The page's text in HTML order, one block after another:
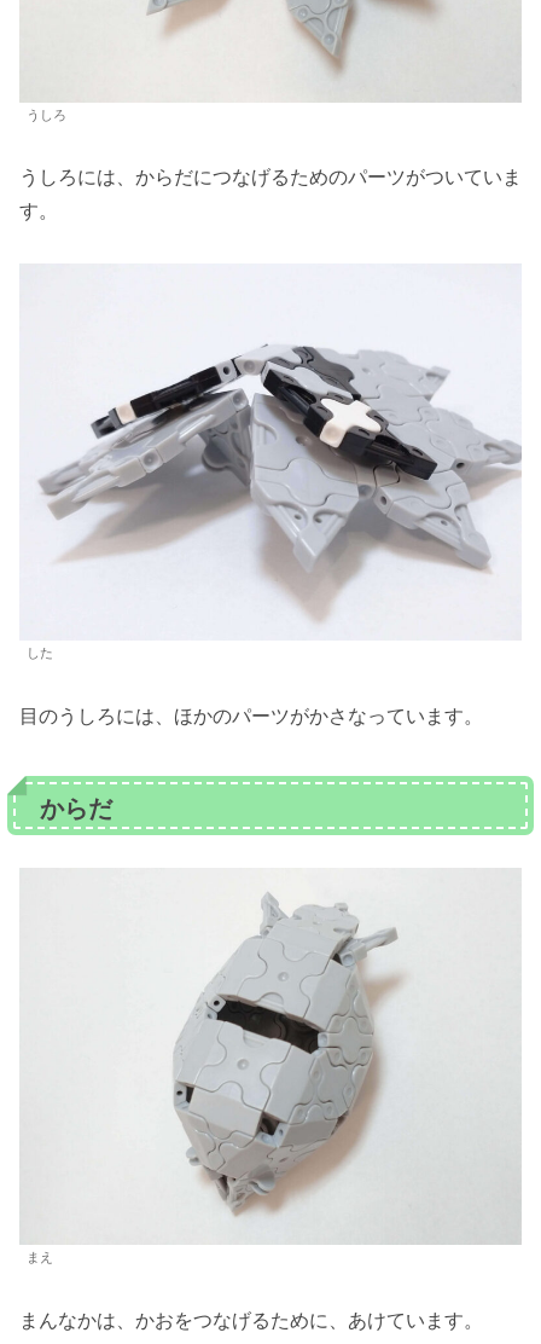
うしろ
うしろには、からだにつなげるためのパーツがついていま
す。
した
目のうしろには、ほかのパーツがかさなっています。
からだ
まえ
まんなかは、かおをつなげるために、あけています。